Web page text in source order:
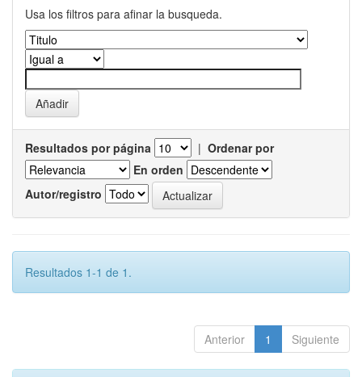
Usa los filtros para afinar la busqueda.
Resultados por página | Ordenar por
En orden
Autor/registro
Resultados 1-1 de 1.
Anterior 1 Siguiente